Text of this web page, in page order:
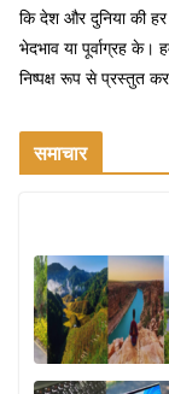
कि देश और दुनिया की
भेदभाव या पूर्वाग्रह
निष्पक्ष रूप से प्रस्तुत
समाचार